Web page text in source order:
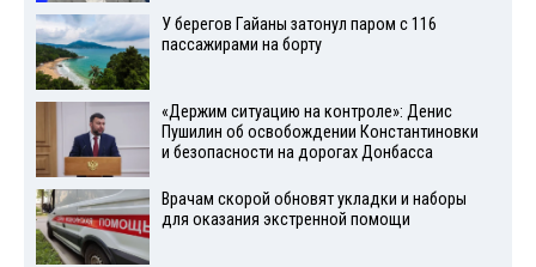
У берегов Гайаны затонул паром с 116
пассажирами на борту
«Держим ситуацию на контроле»: Денис
Пушилин об освобождении Константиновки
и безопасности на дорогах Донбасса
Врачам скорой обновят укладки и наборы
для оказания экстренной помощи